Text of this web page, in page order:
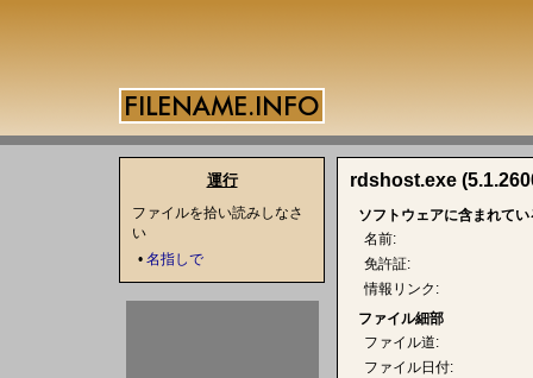
rdshost.exe
ソフトウェアに含まれてい
名前:
免許証:
情報リンク:
ファイル細部
ファイル道:
ファイル日付:
運行
ファイルを拾い読みしなさ
い
• 名指しで